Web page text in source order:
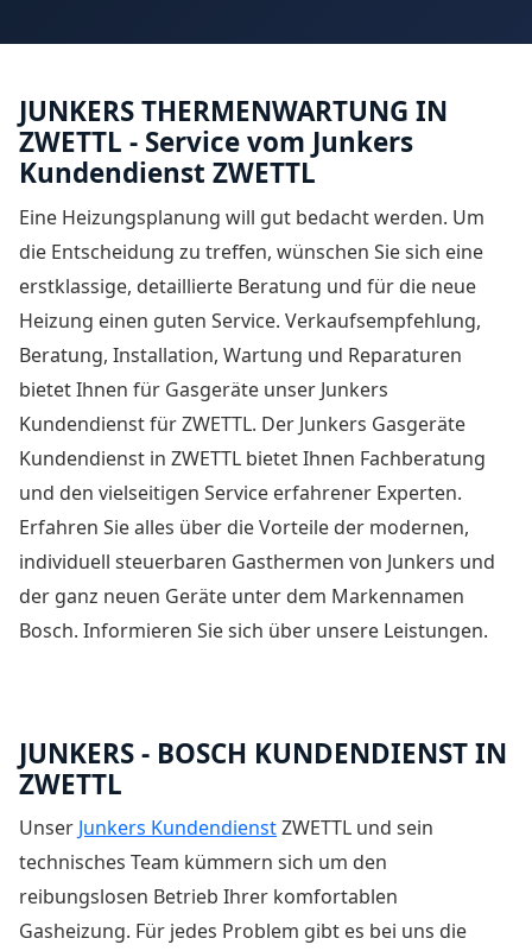
JUNKERS THERMENWARTUNG IN
ZWETTL - Service vom Junkers
Kundendienst ZWETTL
Eine Heizungsplanung will gut bedacht werden. Um
die Entscheidung zu treffen, wünschen Sie sich eine
erstklassige, detaillierte Beratung und für die neue
Heizung einen guten Service. Verkaufsempfehlung,
Beratung, Installation, Wartung und Reparaturen
bietet Ihnen für Gasgeräte unser Junkers
Kundendienst für ZWETTL. Der Junkers Gasgeräte
Kundendienst in ZWETTL bietet Ihnen Fachberatung
und den vielseitigen Service erfahrener Experten.
Erfahren Sie alles über die Vorteile der modernen,
individuell steuerbaren Gasthermen von Junkers und
der ganz neuen Geräte unter dem Markennamen
Bosch. Informieren Sie sich über unsere Leistungen.
JUNKERS - BOSCH KUNDENDIENST IN
ZWETTL
Unser Junkers KundendienstZWETTL und sein
technisches Team kümmern sich um den
reibungslosen Betrieb Ihrer komfortablen
Gasheizung. Für jedes Problem gibt es bei uns die